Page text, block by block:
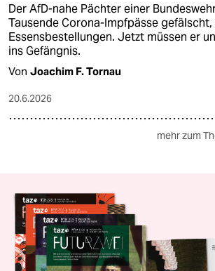
Der AfD-nahe Pächter einer
Tausende Corona-Impfpässe
Essensbestellungen. Jetzt müssen er
ins Gefängnis.
Von Joachim F. Tornau
20.6.2026
mehr zum